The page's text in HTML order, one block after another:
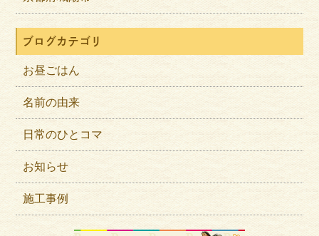
ブログカテゴリ
お昼ごはん
名前の由来
日常のひとコマ
お知らせ
施工事例